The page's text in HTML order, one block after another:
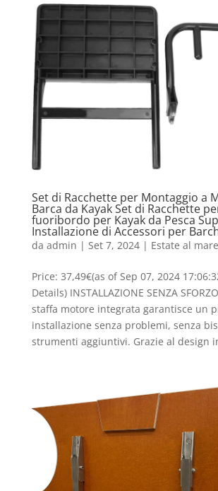
Set di Racchette per Montaggio a
Barca da Kayak Set di Racchette
fuoribordo per Kayak da Pesca
Installazione di Accessori per
da admin | Set 7, 2024| Estate al mare
Price: 37,49€(as of Sep 07, 2024
Details) INSTALLAZIONE SENZA
staffa motore integrata garantisce un
installazione senza problemi, senza
strumenti aggiuntivi. Grazie al design